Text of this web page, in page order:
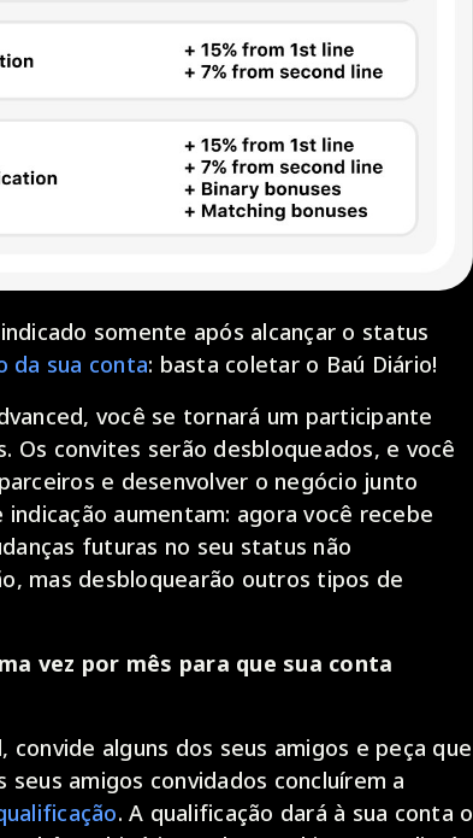
somente após alcançar o status
da sua conta: basta coletar o Baú Diário!
você se tornará um participante
Os convites serão desbloqueados, e você
e desenvolver o negócio junto
aumentam: agora você recebe
futuras no seu status não
mas desbloquearão outros tipos de
vez por mês para que sua conta
alguns dos seus amigos e peça que
amigos convidados concluírem a
. A qualificação dará à sua conta o